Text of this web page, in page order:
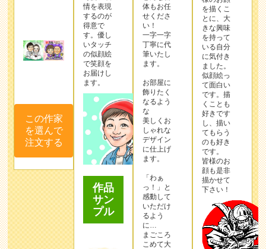
この作家
を選んで
注文する
情を表現
するのが
得意で
す。優し
いタッチ
の似顔絵
で笑顔を
お届けし
ます。
作品
サン
プル
体もお任
せくださ
い！
一字一字
丁寧に代
筆いたし
ます。
お部屋に
飾りたく
なるよう
な
美しくお
しゃれな
デザイン
に仕上げ
ます。
「わぁ
っ！」と
感動して
いただけ
るよう
に…
まごころ
こめて大
を描くこ
とに、大
きな興味
を持って
いる自分
に気付き
ました。
似顔絵っ
て面白い
です。描
くことも
好きです
し、描い
てもらう
のも好き
です。
皆様のお
顔も是非
描かせて
下さい！